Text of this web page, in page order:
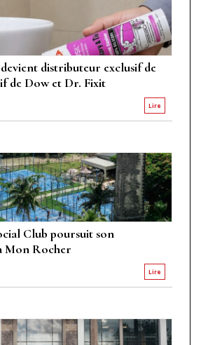
distributeur exclusif de
de Dow et Dr. Fixit
Lire
Club poursuit son
Mon Rocher
Lire